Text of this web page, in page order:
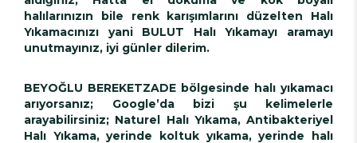
halılarınızın bile renk karışımlarını düzelten Halı
Yıkamacınızı yani BULUT Halı Yıkamayı aramayı
unutmayınız, iyi günler dilerim.
BEYOĞLU BEREKETZADE bölgesinde halı yıkamacı
arıyorsanız; Google’da bizi şu kelimelerle
arayabilirsiniz; Naturel Halı Yıkama, Antibakteriyel
Halı Yıkama, yerinde koltuk yıkama, yerinde halı